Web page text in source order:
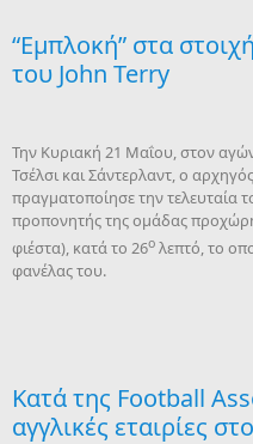
“Εμπλοκή” στα
του John Terry
Την Κυριακή 21 Μαΐου, στον
Τσέλσι και Σάντερλαντ, o
πραγματοποίησε την τελευταία
προπονητής της ομάδας
φιέστα), κατά το 26ο λεπτό, το
φανέλας του.
Κατά της Football
αγγλικές εταιρίες